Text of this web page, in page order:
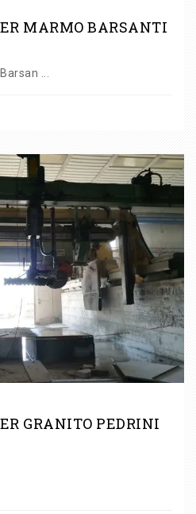
MARMO BARSANTI
...
GRANITO PEDRINI